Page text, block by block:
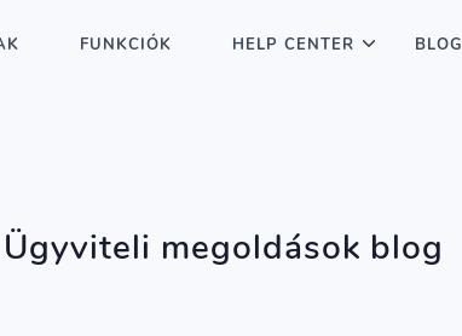
FUNKCIÓK HELP CENTER BLOG
Ügyviteli megoldások blog